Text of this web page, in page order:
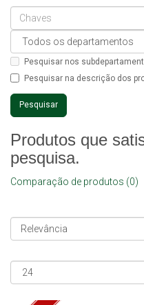
Pesquisar nos
Pesquisar na descrição dos
Produtos que
pesquisa.
Comparação de produtos (0)